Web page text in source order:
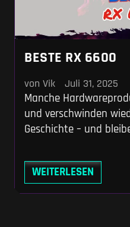
BESTE RX 6600
von Vik Juli 31, 2025
Manche
und verschwinden
Geschichte – und
Veröffentlichung im
zur Lieblingskarte all
Full HD zocken
WEITERLESEN